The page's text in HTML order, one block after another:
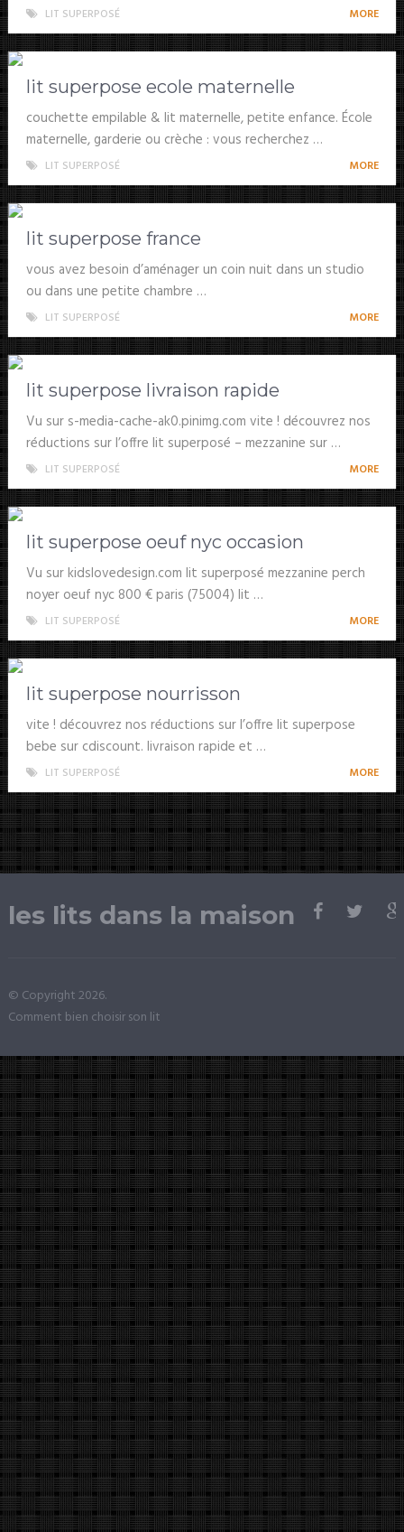
LIT SUPERPOSÉ MORE
lit superpose ecole maternelle
couchette empilable & lit maternelle, petite enfance. École
maternelle, garderie ou crèche : vous recherchez …
LIT SUPERPOSÉ MORE
lit superpose france
vous avez besoin d’aménager un coin nuit dans un studio
ou dans une petite chambre …
LIT SUPERPOSÉ MORE
lit superpose livraison rapide
Vu sur s-media-cache-ak0.pinimg.com vite ! découvrez nos
réductions sur l’offre lit superposé – mezzanine sur …
LIT SUPERPOSÉ MORE
lit superpose oeuf nyc occasion
Vu sur kidslovedesign.com lit superposé mezzanine perch
noyer oeuf nyc 800 € paris (75004) lit …
LIT SUPERPOSÉ MORE
lit superpose nourrisson
vite ! découvrez nos réductions sur l’offre lit superpose
bebe sur cdiscount. livraison rapide et …
LIT SUPERPOSÉ MORE
les lits dans la maison
© Copyright 2026.
Comment bien choisir son lit